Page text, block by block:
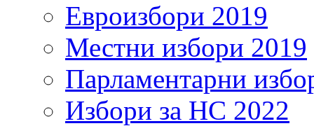
Евроизбори 2019
Местни избори 2019
Парламентарни
Избори за НС 2022